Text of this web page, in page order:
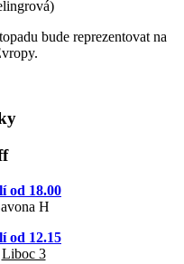
bude reprezentovat na
od 18.00
H
od 12.15
Liboc 3